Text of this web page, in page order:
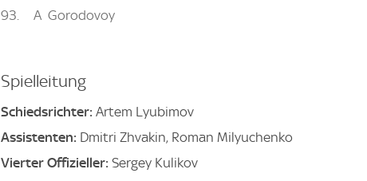
93
A Gorodovoy
Spielleitung
Schiedsrichter: Artem Lyubimov
Assistenten: Dmitri Zhvakin, Roman Milyuchenko
Vierter Offizieller: Sergey Kulikov